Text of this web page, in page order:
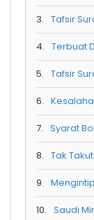
3.
4.
5.
6.
7. Syarat
8.
9.
10.